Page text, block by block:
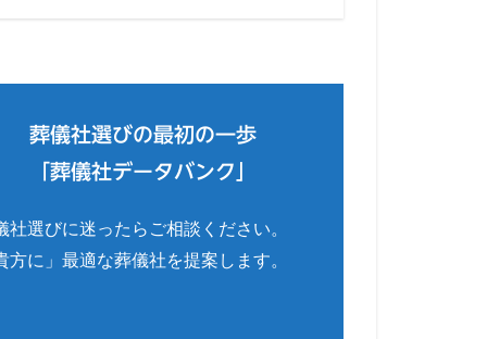
葬儀社選びの最初の一歩
「葬儀社データバンク」
社選びに迷ったらご相談ください。
方に」最適な葬儀社を提案します。